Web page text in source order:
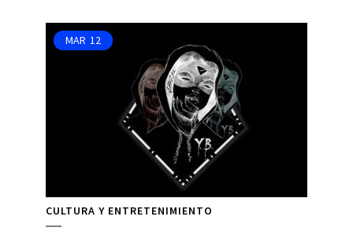
MAR 12
CULTURA Y ENTRETENIMIENTO